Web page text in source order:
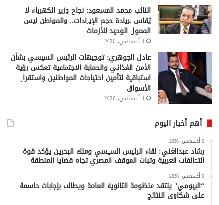
النائب محمد المسعود: نجاح وزير الكهرباء لا
يُقاس بريادة حجم الإيرادات.. والمواطن ليس
الممول الوحيد للأزمات
4 أغسطس، 2026
عادل الجوهري: توجيهات الرئيس السيسي بشأن
الأمن الغذائي والحماية الاجتماعية تعكس رؤية
استباقية لتأمين احتياجات المواطنين واستقرار
الأسواق
4 أغسطس، 2026
أهم أخبار اليوم
6 أغسطس، 2026
رشاد عبدالغني: لقاء الرئيس السيسي وملك البحرين يؤكد قوة
التحالفات العربية وثبات الموقف المصري تجاه قضايا المنطقة
6 أغسطس، 2026
“البيومي” ينتقد منظومة الثانوية العامة ويطالب بإجابات حاسمة
على شكاوى النتائج